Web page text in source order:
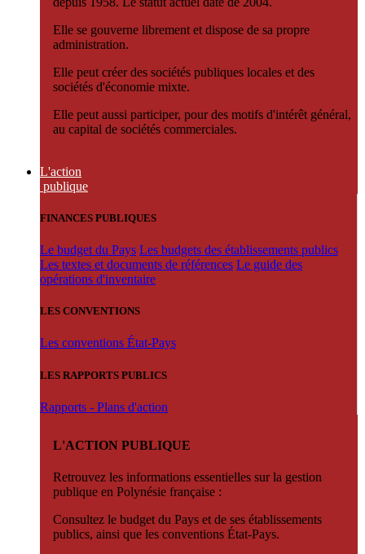
Elle se gouverne librement et dispose de sa propre
administration.
Elle peut créer des sociétés publiques locales et des
sociétés d'économie mixte.
Elle peut aussi participer, pour des motifs d'intérêt général,
au capital de sociétés commerciales.
L'action
publique
FINANCES PUBLIQUES
Le budget du Pays Les budgets des établissements publics
Les textes et documents de références Le guide des
opérations d'inventaire
LES CONVENTIONS
Les conventions État-Pays
LES RAPPORTS PUBLICS
Rapports - Plans d'action
L'ACTION PUBLIQUE
Retrouvez les informations essentielles sur la gestion
publique en Polynésie française :
Consultez le budget du Pays et de ses établissements
publics, ainsi que les conventions État-Pays.